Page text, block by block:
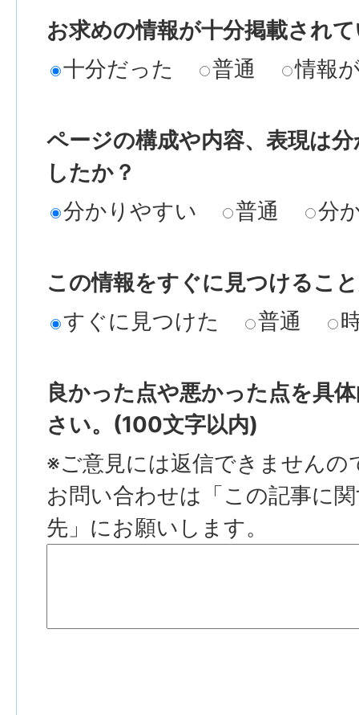
お求めの情報が十分掲載され
十分だった
普通 情報
ページの構成や内容、表現は
したか？
分かりやすい
普通 分
この情報をすぐに見つけるこ
すぐに見つけた
普通
良かった点や悪かった点を具
さい。(100文字以内)
※ご意見には返信できませんの
お問い合わせは「この記事に
先」にお願いします。